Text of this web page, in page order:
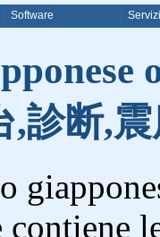
Software Servizi
,診断,
contiene